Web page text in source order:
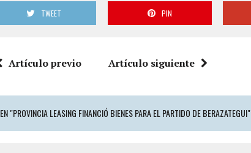
TWEET PIN
Artículo previo Artículo siguiente
EN "PROVINCIA LEASING FINANCIÓ BIENES PARA EL PARTIDO DE BERAZATEGUI"